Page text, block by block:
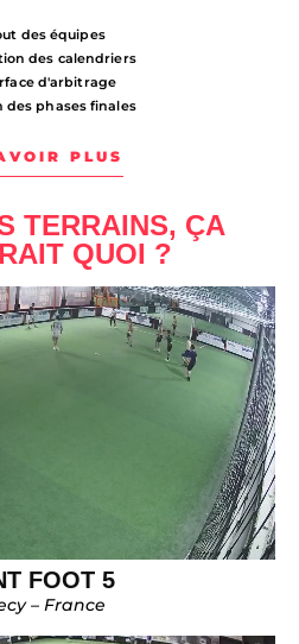
des équipes
des calendriers
d'arbitrage
des phases finales
PLUS
TERRAINS, ÇA
QUOI ?
FOOT 5
– France